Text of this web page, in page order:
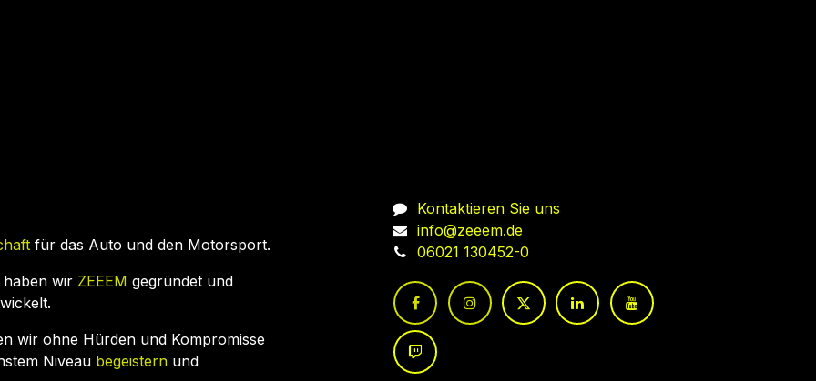
für das Auto und den Motorsport.
haben wir ZEEEM gegründet und
wir ohne Hürden und Kompromisse
Niveau begeistern und
Kontaktieren Sie uns
info@zeeem.de
06021 130452-0